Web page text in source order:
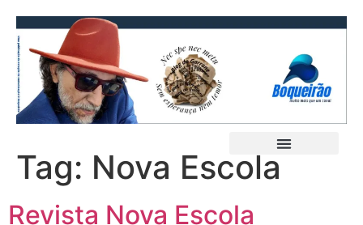
Tag: Nova Escola
Revista Nova Escola